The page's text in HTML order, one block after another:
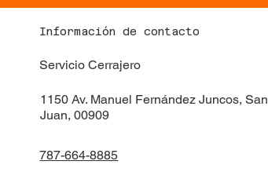
Información de contacto
Servicio Cerrajero
1150 Av. Manuel Fernández Juncos, San
Juan, 00909
787-664-8885